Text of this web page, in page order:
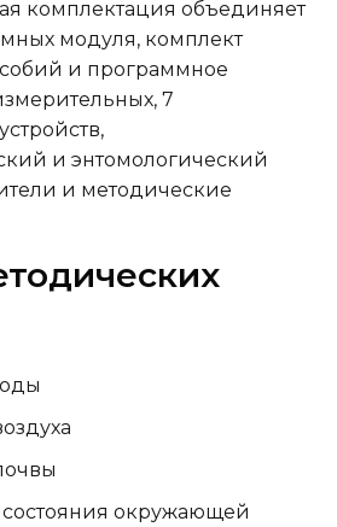
комплектация объединяет
модуля, комплект
и программное
7
и энтомологический
и методические
окружающей